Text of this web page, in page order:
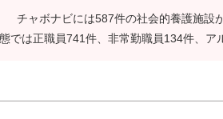
チャボナビには587件の社会的養護施設
では正職員741件、非常勤職員134件、